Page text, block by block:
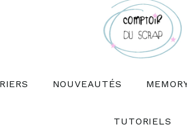
NOUVEAUTÉS
TUTORIELS